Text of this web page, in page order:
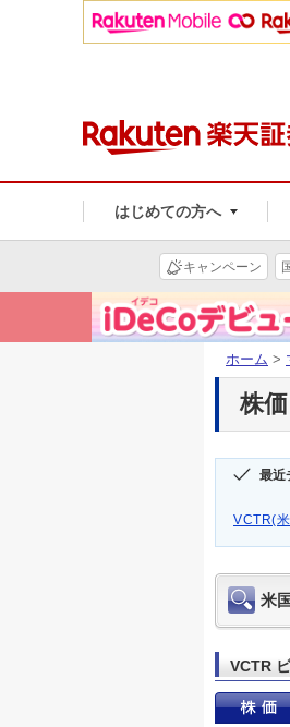
はじめての方へ
キャンペーン
ホーム >
株価
最近
VCTR(